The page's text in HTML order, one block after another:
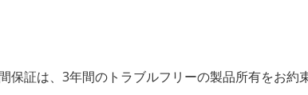
保証は、3年間のトラブルフリーの製品所有をお約